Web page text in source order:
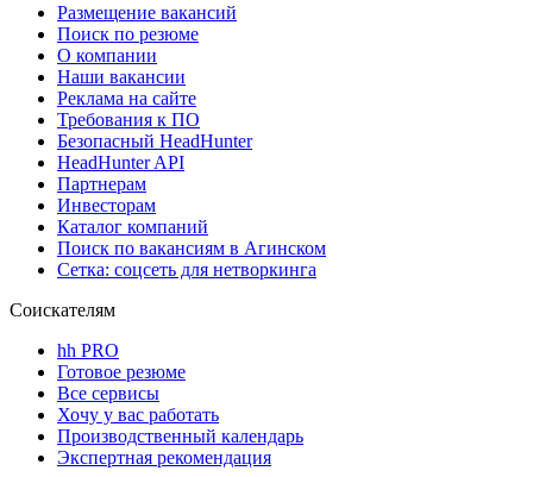
Размещение вакансий
Поиск по резюме
О компании
Наши вакансии
Реклама на сайте
Требования к ПО
Безопасный HeadHunter
HeadHunter API
Партнерам
Инвесторам
Каталог компаний
Поиск по вакансиям в Агинском
Сетка: соцсеть для нетворкинга
Соискателям
hh PRO
Готовое резюме
Все сервисы
Хочу у вас работать
Производственный календарь
Экспертная рекомендация